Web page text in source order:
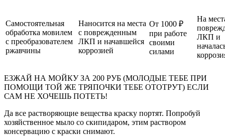
Самостоятельная
обработка мовилем
с преобразователем
ржавчины
Наносится на места
с поврежденным
ЛКП и начавшейся
коррозией
От 1000 ₽
при работе
своими
силами
На
ЛКП и
ЕЗЖАЙ НА МОЙКУ ЗА 200 РУБ (МОЛОДЫЕ ТЕБЕ ПРИ
ПОМОЩИ ТОЙ ЖЕ ТРЯПОЧКИ ТЕБЕ ОТОТРУТ) ЕСЛИ
САМ НЕ ХОЧЕШЬ ПОТЕТЬ!
Да все растворяющие вещества краску портят. Попробуй
хозяйственное мыло со скипидаром, этим раствором
консервацию с краски снимают.